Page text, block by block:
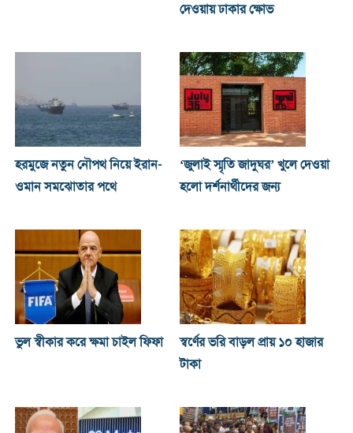
দেওয়ায় ঢাকার ক্ষোভ
হরমুজে নতুন নৌপথ নিয়ে ইরান-
ওমান সমঝোতার পথে
‘জুলাই স্মৃতি জাদুঘর’ খুলে দেওয়া
হলো দর্শনার্থীদের জন্য
ভুল স্বীকার করে ক্ষমা চাইল ফিফা
স্বর্ণের ভরি বাড়ল প্রায় ১০ হাজার
টাকা